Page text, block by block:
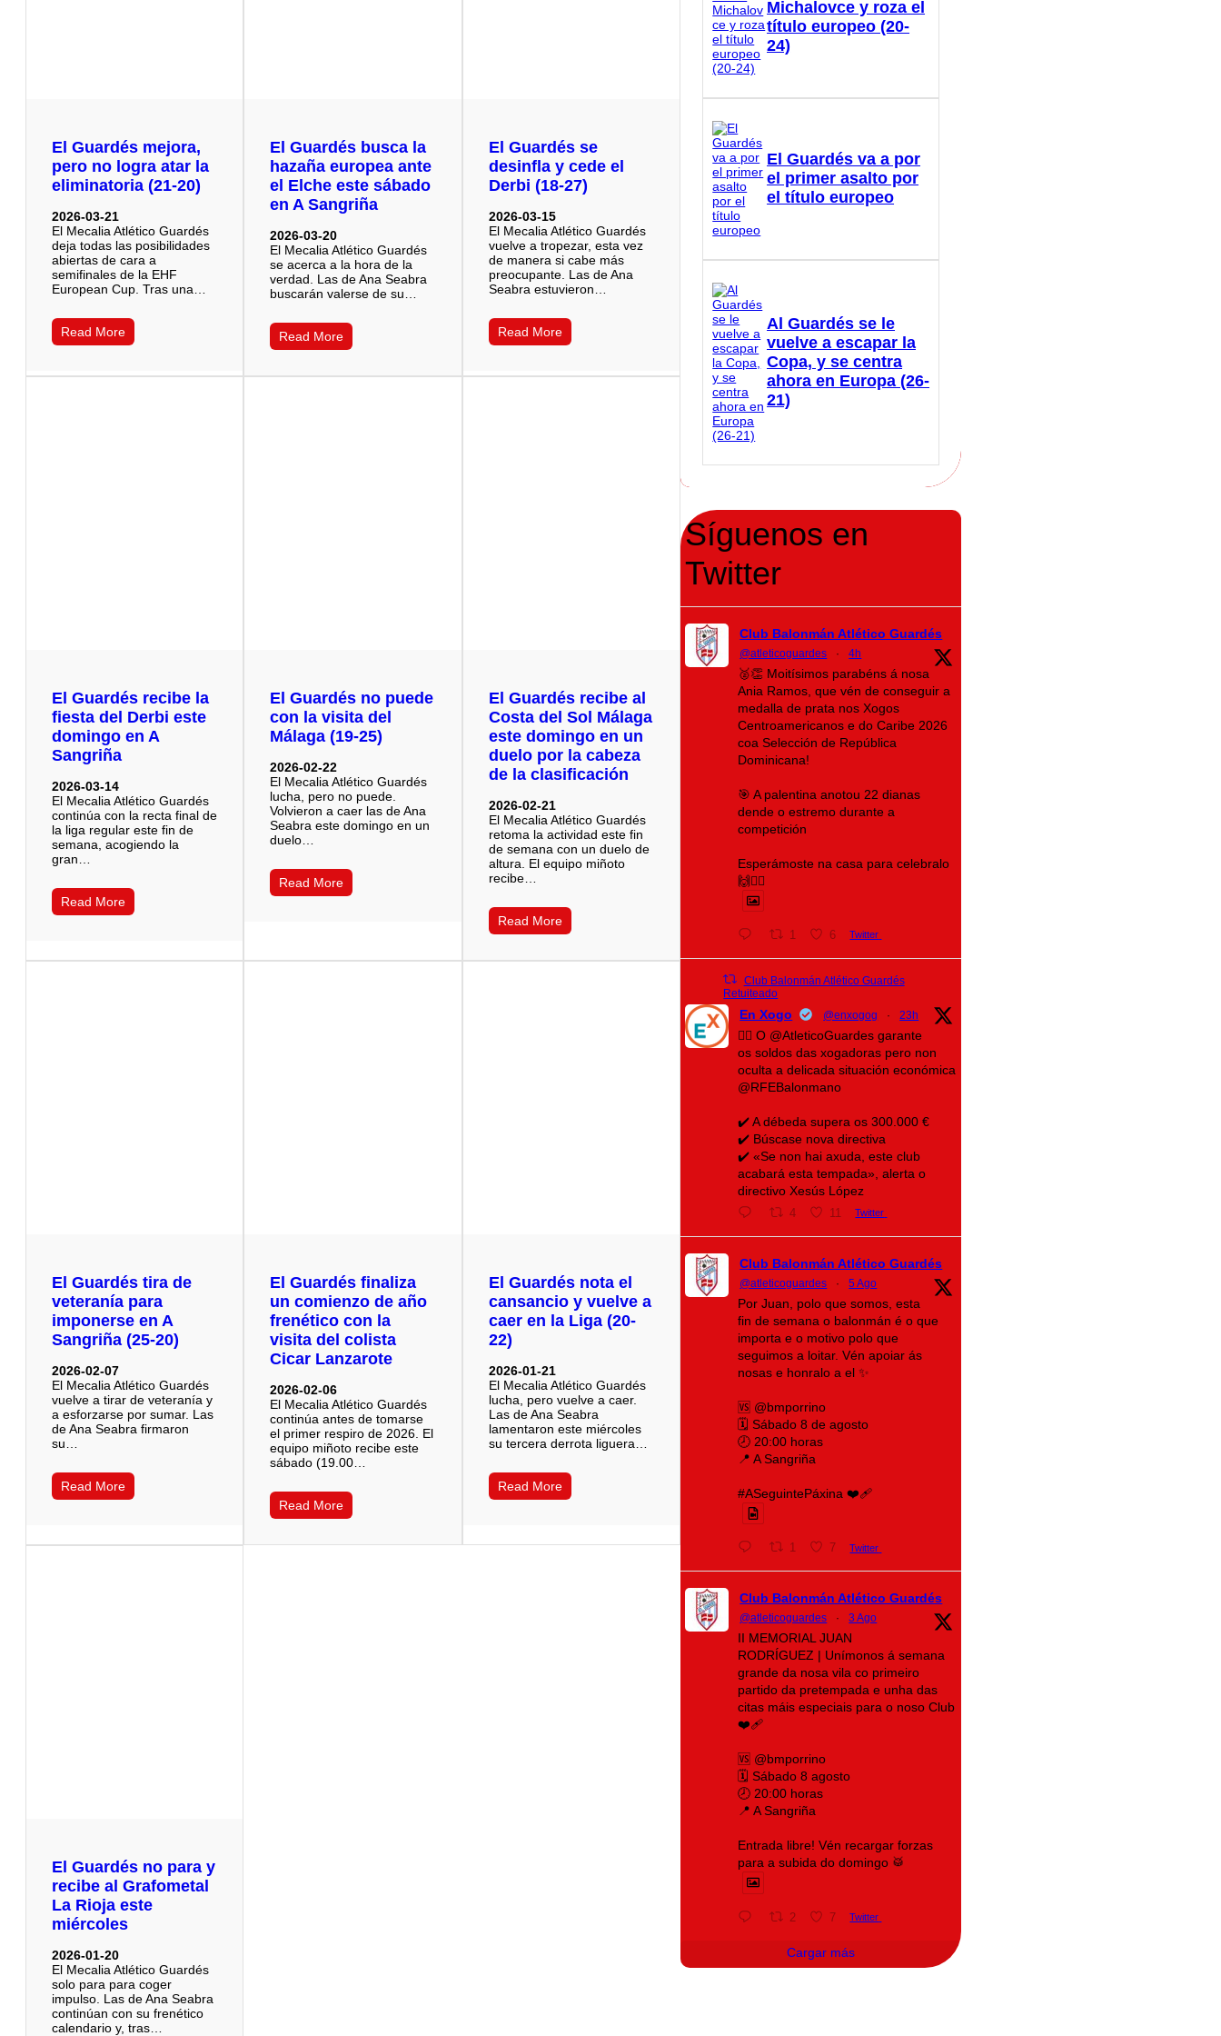
El Guardés mejora,
pero no logra atar la
eliminatoria (21-20)
2026-03-21
El Mecalia Atlético Guardés
deja todas las posibilidades
abiertas de cara a
semifinales de la EHF
European Cup. Tras una…
Read More
El Guardés busca la
hazaña europea ante
el Elche este sábado
en A Sangriña
2026-03-20
El Mecalia Atlético Guardés
se acerca a la hora de la
verdad. Las de Ana Seabra
buscarán valerse de su…
Read More
El Guardés se
desinfla y cede el
Derbi (18-27)
2026-03-15
El Mecalia Atlético Guardés
vuelve a tropezar, esta vez
de manera si cabe más
preocupante. Las de Ana
Seabra estuvieron…
Read More
El Guardés recibe la
fiesta del Derbi este
domingo en A
Sangriña
2026-03-14
El Mecalia Atlético Guardés
continúa con la recta final de
la liga regular este fin de
semana, acogiendo la
gran…
Read More
El Guardés no puede
con la visita del
Málaga (19-25)
2026-02-22
El Mecalia Atlético Guardés
lucha, pero no puede.
Volvieron a caer las de Ana
Seabra este domingo en un
duelo…
Read More
El Guardés recibe al
Costa del Sol Málaga
este domingo en un
duelo por la cabeza
de la clasificación
2026-02-21
El Mecalia Atlético Guardés
retoma la actividad este fin
de semana con un duelo de
altura. El equipo miñoto
recibe…
Read More
El Guardés tira de
veteranía para
imponerse en A
Sangriña (25-20)
2026-02-07
El Mecalia Atlético Guardés
vuelve a tirar de veteranía y
a esforzarse por sumar. Las
de Ana Seabra firmaron
su…
Read More
El Guardés finaliza
un comienzo de año
frenético con la
visita del colista
Cicar Lanzarote
2026-02-06
El Mecalia Atlético Guardés
continúa antes de tomarse
el primer respiro de 2026. El
equipo miñoto recibe este
sábado (19.00…
Read More
El Guardés nota el
cansancio y vuelve a
caer en la Liga (20-
22)
2026-01-21
El Mecalia Atlético Guardés
lucha, pero vuelve a caer.
Las de Ana Seabra
lamentaron este miércoles
su tercera derrota liguera…
Read More
El Guardés no para y
recibe al Grafometal
La Rioja este
miércoles
2026-01-20
El Mecalia Atlético Guardés
solo para para coger
impulso. Las de Ana Seabra
continúan con su frenético
calendario y, tras…
Michalovce y roza el
título europeo (20-
24)
El Guardés va a por
el primer asalto por
el título europeo
Al Guardés se le
vuelve a escapar la
Copa, y se centra
ahora en Europa (26-
21)
Síguenos en
Twitter
Club Balonmán Atlético Guardés
@atleticoguardes · 4h
🥈👏 Moitísimos parabéns á nosa
Ania Ramos, que vén de conseguir a
medalla de prata nos Xogos
Centroamericanos e do Caribe 2026
coa Selección de República
Dominicana!
🎯 A palentina anotou 22 dianas
dende o estremo durante a
competición
Esperámoste na casa para celebralo
🙌❤️‍🔥
1 6 Twitter
Club Balonmán Atlético Guardés
Retuiteado
En Xogo @enxogog · 23h
🤾‍♀️ O @AtleticoGuardes garante
os soldos das xogadoras pero non
oculta a delicada situación económica
@RFEBalonmano
✔️ A débeda supera os 300.000 €
✔️ Búscase nova directiva
✔️ «Se non hai axuda, este club
acabará esta tempada», alerta o
directivo Xesús López
4 11 Twitter
Club Balonmán Atlético Guardés
@atleticoguardes · 5 Ago
Por Juan, polo que somos, esta
fin de semana o balonmán é o que
importa e o motivo polo que
seguimos a loitar. Vén apoiar ás
nosas e honralo a el ✨
🆚 @bmporrino
🗓️ Sábado 8 de agosto
🕗 20:00 horas
📍 A Sangriña
#ASeguintePáxina ❤️‍🩹
1 7 Twitter
Club Balonmán Atlético Guardés
@atleticoguardes · 3 Ago
II MEMORIAL JUAN
RODRÍGUEZ | Unímonos á semana
grande da nosa vila co primeiro
partido da pretempada e unha das
citas máis especiais para o noso Club
❤️‍🩹
🆚 @bmporrino
🗓️ Sábado 8 agosto
🕗 20:00 horas
📍 A Sangriña
Entrada libre! Vén recargar forzas
para a subida do domingo 🥁
2 7 Twitter
Cargar más